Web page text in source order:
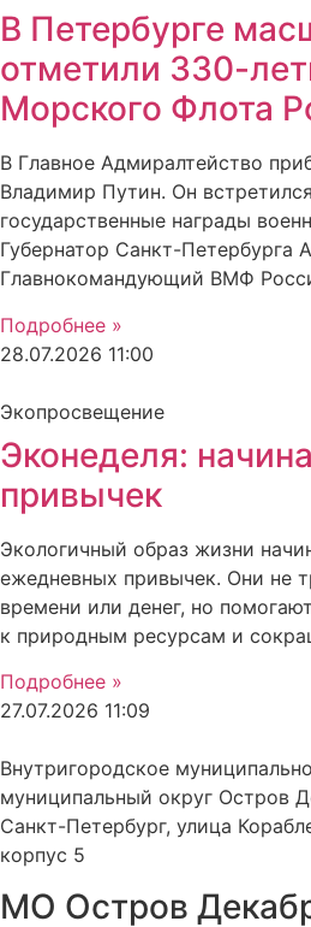
В Петербурге
отметили 330-
Морского Флота
В Главное Адмиралтейство
Владимир Путин. Он
государственные награды
Губернатор Санкт-Петербурга
Главнокомандующий ВМФ
Подробнее »
28.07.2026 11:00
Экопросвещение
Эконеделя:
привычек
Экологичный образ жизни
ежедневных привычек. Они не
времени или денег, но
к природным ресурсам и
Подробнее »
27.07.2026 11:09
Внутригородское
муниципальный округ Остров
Санкт-Петербург, улица
корпус 5
МО Остров